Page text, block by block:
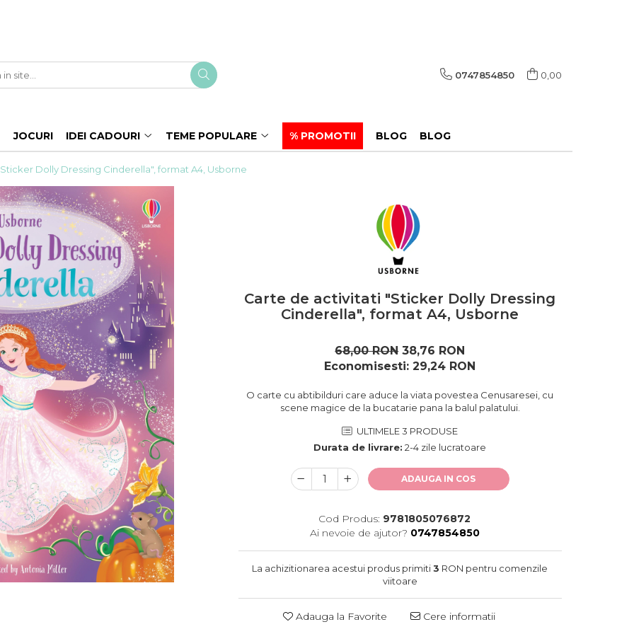
0747854850 0,00
JOCURI IDEI CADOURI TEME POPULARE % PROMOTII BLOG BLOG
Dolly Dressing Cinderella", format A4, Usborne
Carte de activitati "Sticker Dolly Dressing
Cinderella", format A4, Usborne
68,00 RON 38,76 RON
Economisesti:29,24 RON
O carte cu abtibilduri care aduce la viata povestea Cenusaresei, cu
scene magice de la bucatarie pana la balul palatului.
ULTIMELE 3 PRODUSE
Durata de livrare: 2-4 zile lucratoare
ADAUGA IN COS
Cod Produs: 9781805076872
Ai nevoie de ajutor? 0747854850
La achizitionarea acestui produs primiti3 RON pentru comenzile
viitoare
Adauga la Favorite Cere informatii